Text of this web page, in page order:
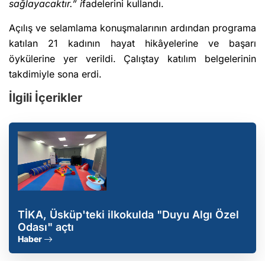
sağlayacaktır.” ifadelerini kullandı.
Açılış ve selamlama konuşmalarının ardından programa
katılan 21 kadının hayat hikâyelerine ve başarı
öykülerine yer verildi. Çalıştay katılım belgelerinin
takdimiyle sona erdi.
İlgili İçerikler
TİKA, Üsküp'teki ilkokulda "Duyu Algı Özel
Odası" açtı
Haber